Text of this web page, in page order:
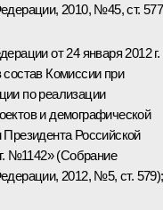
2010, №45, ст.
от 24 января 2012 г.
Комиссии при
по реализации
и демографической
Российской
№1142» (Собрание
2012, №5, ст. 579);